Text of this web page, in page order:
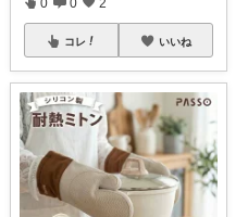
コレ いいね